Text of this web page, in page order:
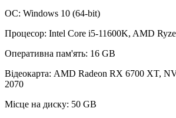
ОС: Windows 10 (64-bit)
Процесор: Intel Core i5-11600K, AMD
Оперативна пам'ять: 16 GB
Відеокарта: AMD Radeon RX 6700 XT,
2070
Місце на диску: 50 GB